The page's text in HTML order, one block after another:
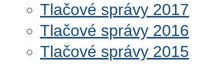
Tlačové správy 2017
Tlačové správy 2016
Tlačové správy 2015